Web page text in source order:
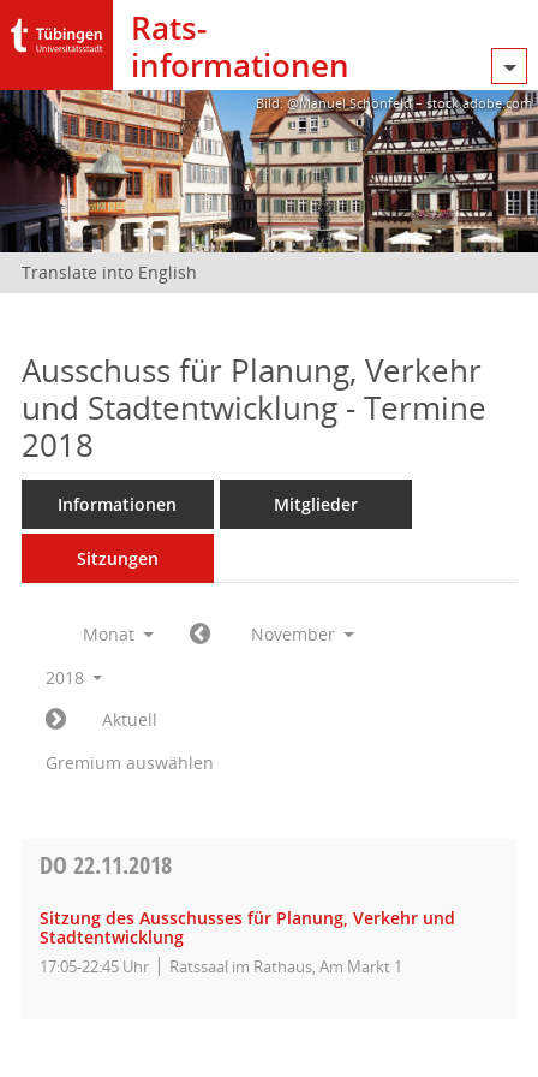
Rats­
informationen
Bild: @Manuel Schönfeld – stock.adobe.com
Translate into English
Ausschuss für Planung, Verkehr
und Stadtentwicklung - Termine
2018
Informationen Mitglieder
Sitzungen
Monat
November
2018
Aktuell
Gremium auswählen
DO 22.11.2018
Sitzung des Ausschusses für Planung, Verkehr und
Stadtentwicklung
17:05-22:45 Uhr Ratssaal im Rathaus, Am Markt 1